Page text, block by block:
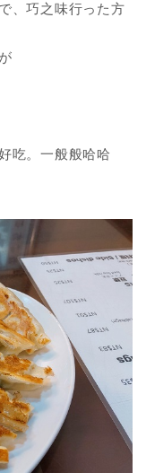
、巧之味行った方
吃。一般般哈哈